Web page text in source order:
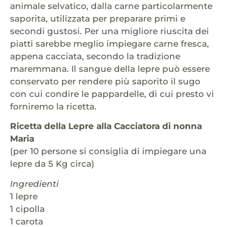
animale selvatico, dalla carne particolarmente
saporita, utilizzata per preparare primi e
secondi gustosi. Per una migliore riuscita dei
piatti sarebbe meglio impiegare carne fresca,
appena cacciata, secondo la tradizione
maremmana. Il sangue della lepre può essere
conservato per rendere più saporito il sugo
con cui condire le pappardelle, di cui presto vi
forniremo la ricetta.
Ricetta della Lepre alla Cacciatora di nonna
Maria
(per 10 persone si consiglia di impiegare una
lepre da 5 Kg circa)
Ingredienti
1 lepre
1 cipolla
1 carota